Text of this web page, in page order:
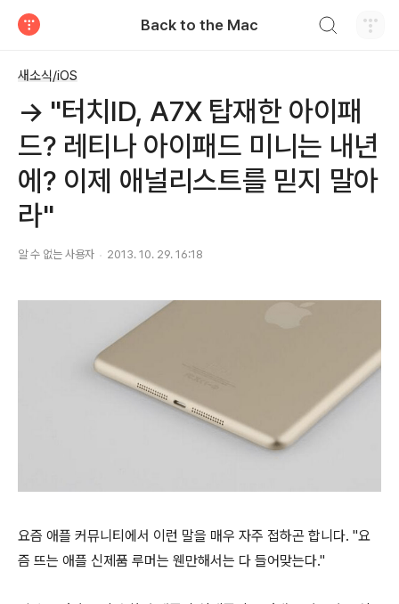
Back to the Mac
새소식/iOS
→ "터치ID, A7X 탑재한 아이패
드? 레티나 아이패드 미니는 내년
에? 이제 애널리스트를 믿지 말아
라"
알 수 없는 사용자 2013. 10. 29. 16:18
요즘 애플 커뮤니티에서 이런 말을 매우 자주 접하곤 합니다. "요
즘 뜨는 애플 신제품 루머는 웬만해서는 다 들어맞는다."